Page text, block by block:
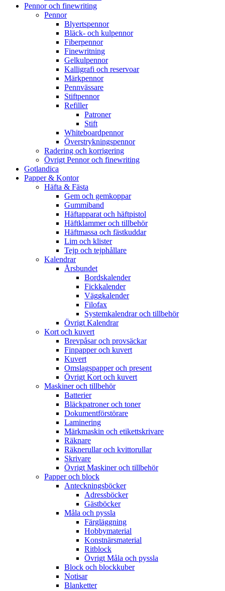
Pennor och finewriting
Pennor
Blyertspennor
Bläck- och kulpennor
Fiberpennor
Finewritning
Gelkulpennor
Kalligrafi och reservoar
Märkpennor
Pennvässare
Stiftpennor
Refiller
Patroner
Stift
Whiteboardpennor
Överstrykningspennor
Radering och korrigering
Övrigt Pennor och finewriting
Gotlandica
Papper & Kontor
Häfta & Fästa
Gem och gemkoppar
Gummiband
Häftapparat och häftpistol
Häftklammer och tillbehör
Häftmassa och fästkuddar
Lim och klister
Tejp och tejphållare
Kalendrar
Årsbundet
Bordskalender
Fickkalender
Väggkalender
Filofax
Systemkalendrar och tillbehör
Övrigt Kalendrar
Kort och kuvert
Brevpåsar och provsäckar
Finpapper och kuvert
Kuvert
Omslagspapper och present
Övrigt Kort och kuvert
Maskiner och tillbehör
Batterier
Bläckpatroner och toner
Dokumentförstörare
Laminering
Märkmaskin och etikettskrivare
Räknare
Räknerullar och kvittorullar
Skrivare
Övrigt Maskiner och tillbehör
Papper och block
Anteckningsböcker
Adressböcker
Gästböcker
Måla och pyssla
Färgläggning
Hobbymaterial
Konstnärsmaterial
Ritblock
Övrigt Måla och pyssla
Block och blockkuber
Notisar
Blanketter